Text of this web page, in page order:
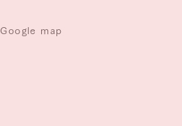
Google map